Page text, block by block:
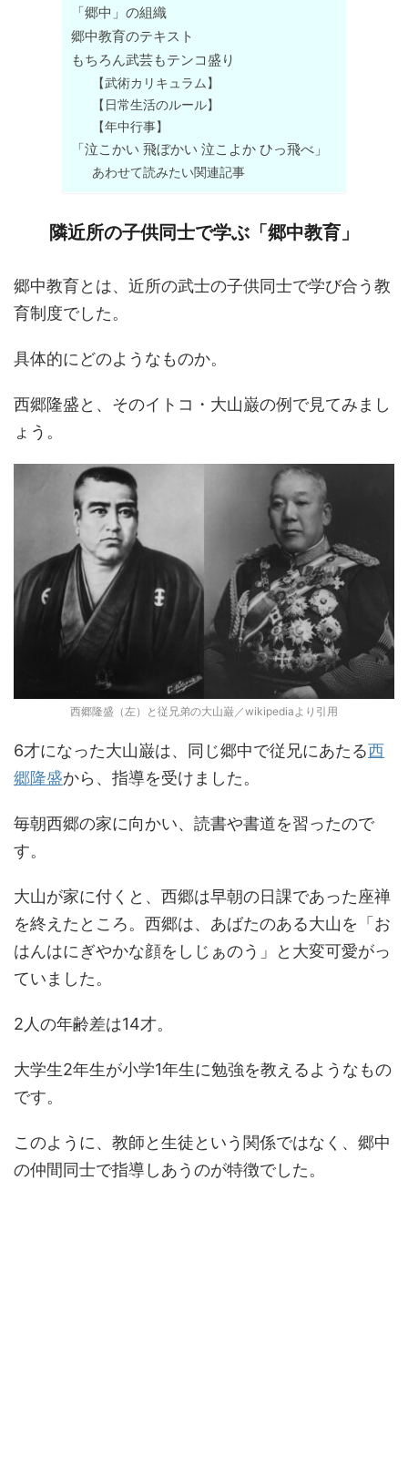
「郷中」の組織
郷中教育のテキスト
もちろん武芸もテンコ盛り
【武術カリキュラム】
【日常生活のルール】
【年中行事】
「泣こかい 飛ぼかい 泣こよか ひっ飛べ」
あわせて読みたい関連記事
隣近所の子供同士で学ぶ「郷中教育」
郷中教育とは、近所の武士の子供同士で学び合う教
育制度でした。
具体的にどのようなものか。
西郷隆盛と、そのイトコ・大山巌の例で見てみまし
ょう。
西郷隆盛（左）と従兄弟の大山巌／wikipediaより引用
6才になった大山巌は、同じ郷中で従兄にあたる西
郷隆盛から、指導を受けました。
毎朝西郷の家に向かい、読書や書道を習ったので
す。
大山が家に付くと、西郷は早朝の日課であった座禅
を終えたところ。西郷は、あばたのある大山を「お
はんはにぎやかな顔をしじぁのう」と大変可愛がっ
ていました。
2人の年齢差は14才。
大学生2年生が小学1年生に勉強を教えるようなもの
です。
このように、教師と生徒という関係ではなく、郷中
の仲間同士で指導しあうのが特徴でした。